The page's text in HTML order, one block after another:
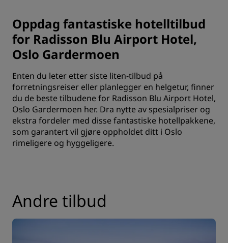
Oppdag fantastiske hotelltilbud
for Radisson Blu Airport Hotel,
Oslo Gardermoen
Enten du leter etter siste liten-tilbud på
forretningsreiser eller planlegger en helgetur, finner
du de beste tilbudene for Radisson Blu Airport Hotel,
Oslo Gardermoen her. Dra nytte av spesialpriser og
ekstra fordeler med disse fantastiske hotellpakkene,
som garantert vil gjøre oppholdet ditt i Oslo
rimeligere og hyggeligere.
Andre tilbud